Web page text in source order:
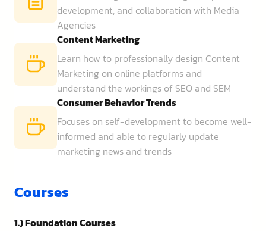
development, and collaboration with Media
Agencies
Content Marketing
Learn how to professionally design Content
Marketing on online platforms and
understand the workings of SEO and SEM
Consumer Behavior Trends
Focuses on self-development to become well-
informed and able to regularly update
marketing news and trends
Courses
1.) Foundation Courses